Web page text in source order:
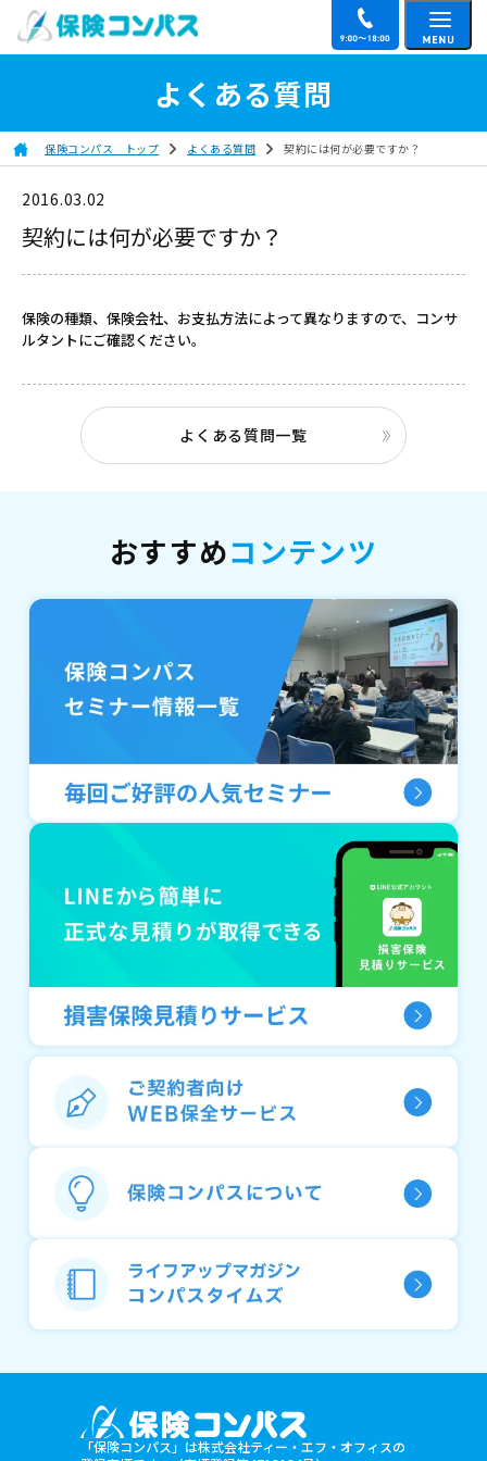
よくある質問
保険コンパス トップ よくある質問 契約には何が必要ですか？
2016.03.02
契約には何が必要ですか？
保険の種類、保険会社、お支払方法によって異なりますので、コンサ
ルタントにご確認ください。
よくある質問一覧
おすすめコンテンツ
「保険コンパス」は株式会社ティー・エフ・オフィスの